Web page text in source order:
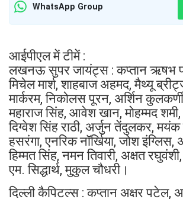
WhatsApp Group
आईपीएल में टीमें :
लखनऊ सुपर जायंट्स : कप्तान ऋषभ
मिचेल मार्श, शाहबाज अहमद, मैथ्यू
मार्करम, निकोलस पूरन, अर्शिन
महाराज सिंह, आवेश खान, मोहम्मद शमी,
दिग्वेश सिंह राठी, अर्जुन तेंदुलकर, मयंक
हसरंगा, एनरिक नॉर्खिया, जोश
हिम्मत सिंह, नमन तिवारी, अक्षत
एम. सिद्धार्थ, मुकुल चौधरी।
दिल्ली कैपिटल्स : कप्तान अक्षर पटेल,